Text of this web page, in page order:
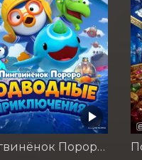
Пингвинёнок Пороро: Подводные приключения